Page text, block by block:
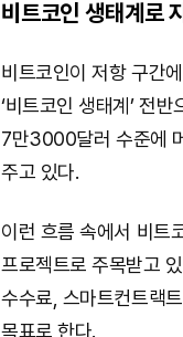
비트코인 생태계로
비트코인이 저항 구간
‘비트코인 생태계’ 전
7만3000달러 수준에
주고 있다.
이런 흐름 속에서 비
프로젝트로 주목받고
수수료, 스마트컨트랙
목표로 한다.